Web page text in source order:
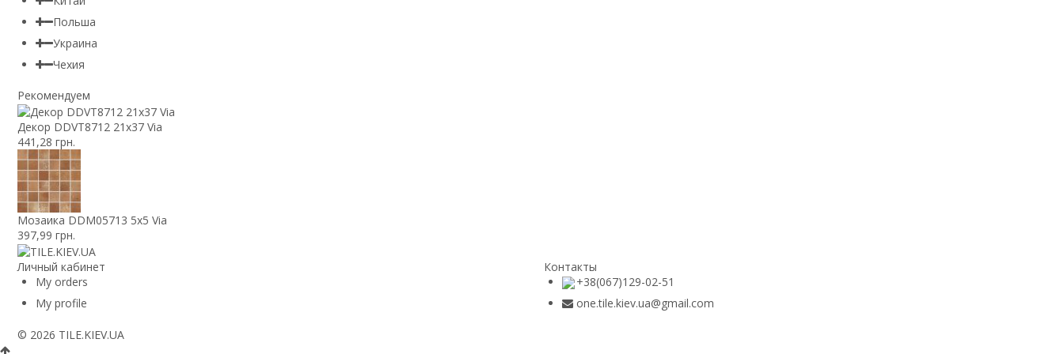
Польша
Украина
Чехия
Рекомендуем
Декор DDVT8712 21x37 Via
441,28 грн.
Мозаика DDM05713 5x5 Via
397,99 грн.
Личный кабинет
My orders
My profile
Контакты
+38(067)129-02-51
one.tile.kiev.ua@gmail.com
© 2026 TILE.KIEV.UA